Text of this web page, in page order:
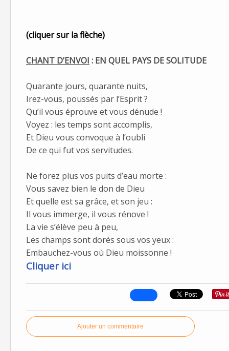
(cliquer sur la flèche)
CHANT D’ENVOI : EN QUEL PAYS DE SOLITUDE
Quarante jours, quarante nuits,
Irez-vous, poussés par l’Esprit ?
Qu’il vous éprouve et vous dénude !
Voyez : les temps sont accomplis,
Et Dieu vous convoque à l’oubli
De ce qui fut vos servitudes.
Ne forez plus vos puits d’eau morte :
Vous savez bien le don de Dieu
Et quelle est sa grâce, et son jeu :
Il vous immerge, il vous rénove !
La vie s’élève peu à peu,
Les champs sont dorés sous vos yeux :
Embauchez-vous où Dieu moissonne !
Cliquer ici
Ajouter un commentaire